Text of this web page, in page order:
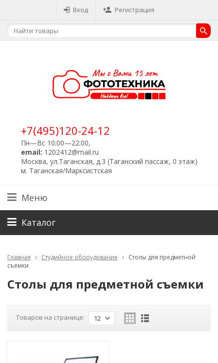
Вход Регистрация
+7(495)120-24-12
Пн—Вс 10:00—22:00,
email: 1202412@mail.ru
Москва, ул.Таганская, д.3 (Таганский пассаж, 0 этаж)
м. Таганская/Марксистская
Меню
Каталог
Главная Студийное оборудование
Столы для предметной
съемки
Столы для предметной съемки
Товаров на странице: 12